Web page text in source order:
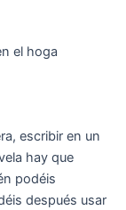
el hoga
escribir en un
hay que
podéis
después usar